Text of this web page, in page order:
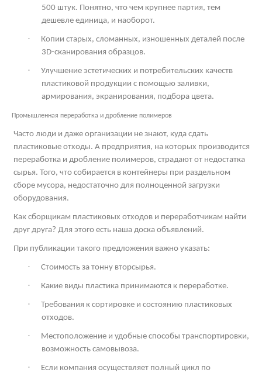
500 штук. Понятно, что чем крупнее партия, тем
дешевле единица, и наоборот.
·
Копии старых, сломанных, изношенных деталей после
3D-сканирования образцов.
·
Улучшение эстетических и потребительских качеств
пластиковой продукции с помощью заливки,
армирования, экранирования, подбора цвета.
Промышленная переработка и дробление полимеров
Часто люди и даже организации не знают, куда сдать
пластиковые отходы. А предприятия, на которых производится
переработка и дробление полимеров, страдают от недостатка
сырья. Того, что собирается в контейнеры при раздельном
сборе мусора, недостаточно для полноценной загрузки
оборудования.
Как сборщикам пластиковых отходов и переработчикам найти
друг друга? Для этого есть наша доска объявлений.
При публикации такого предложения важно указать:
· Стоимость за тонну вторсырья.
· Какие виды пластика принимаются к переработке.
·
Требования к сортировке и состоянию пластиковых
отходов.
·
Местоположение и удобные способы транспортировки,
возможность самовывоза.
·
Если компания осуществляет полный цикл по